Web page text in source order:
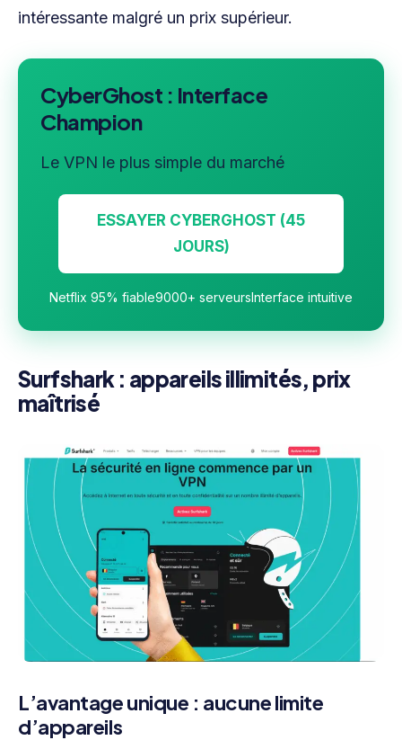
intéressante malgré un prix supérieur.
CyberGhost : Interface
Champion
Le VPN le plus simple du marché
ESSAYER CYBERGHOST (45
JOURS)
Netflix 95% fiable9000+ serveursInterface intuitive
Surfshark : appareils illimités, prix
maîtrisé
L’avantage unique : aucune limite
d’appareils